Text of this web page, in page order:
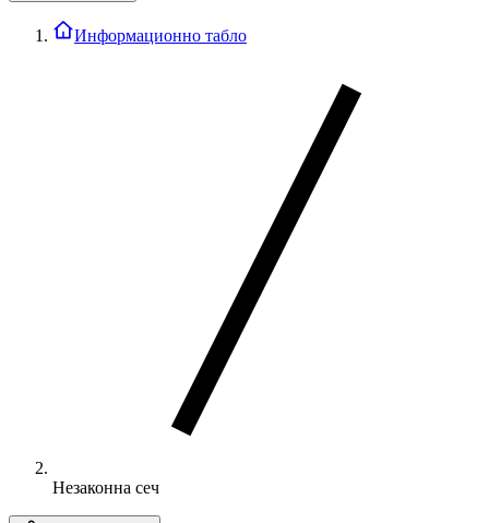
Информационно табло
Незаконна сеч